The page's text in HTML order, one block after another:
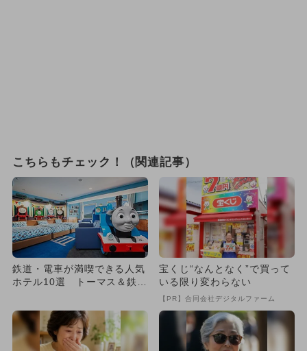
こちらもチェック！（関連記事）
鉄道・電車が満喫できる人気
ホテル10選 トーマス＆鉄宿
宝くじ“なんとなく”で買って
いる限り変わらない
【PR】合同会社デジタルファーム